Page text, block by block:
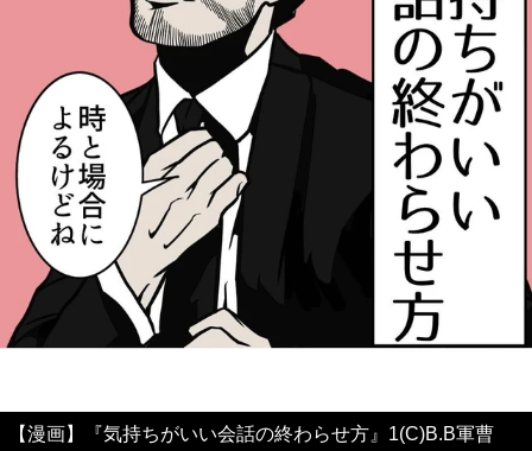
【漫画】『気持ちがいい会話の終わらせ方』1(C)B.B軍曹